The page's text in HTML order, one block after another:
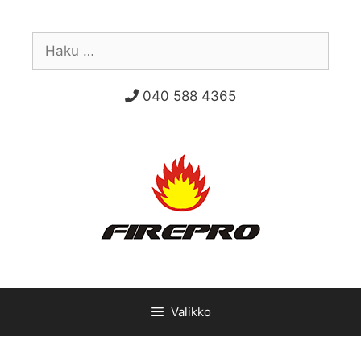
sisältöön
Haku:
040 588 4365
Valikko